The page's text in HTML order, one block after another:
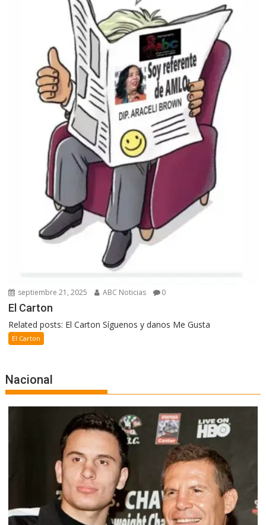
septiembre 21, 2025 ABC Noticias 0
El Carton
Related posts: El Carton Síguenos y danos Me Gusta
El Carton
Nacional